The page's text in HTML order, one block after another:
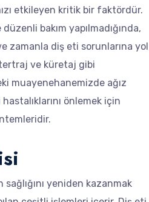
etkileyen kritik bir faktördür.
bakım yapılmadığında,
zamanla diş eti sorunlarına yol
ve küretaj gibi
muayenehanemizde ağız
önlemek için
yeniden kazanmak